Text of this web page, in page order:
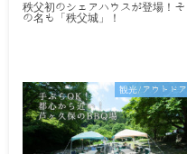
秩父初のシェアハウスが登場！そ
の名も「秩父城」！
観光/アウトドア